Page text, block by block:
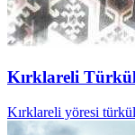
Kırklareli
Kırklareli yöresi